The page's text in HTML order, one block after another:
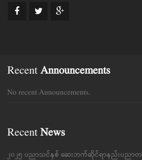
Recent Announcements
No recent Announcements.
Recent News
၂၀၂၅ ပညာသင်နှစ် ဆေးဘက်ဆိုင်ရာနည်းပညာ